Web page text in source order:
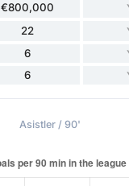
€800,000
22
6
6
Asistler / 90'